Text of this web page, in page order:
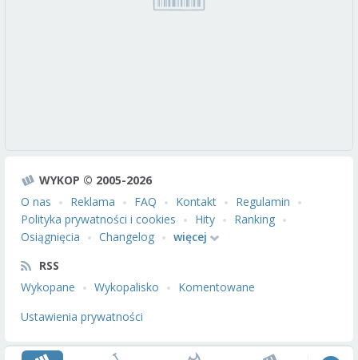
WYKOP © 2005-2026
O nas
Reklama FAQ Kontakt
Regulamin
Polityka prywatności i cookies
Hity
Ranking
Osiągnięcia
Changelog
więcej
RSS
Wykopane
Wykopalisko
Komentowane
Ustawienia prywatności